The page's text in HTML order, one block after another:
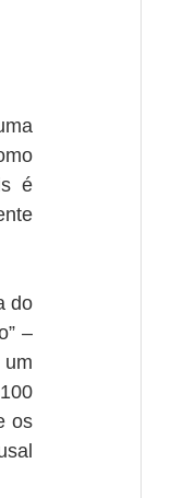
é
do
–
um
os